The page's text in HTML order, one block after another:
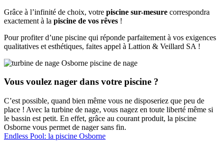
Grâce à l’infinité de choix, votre piscine sur-mesure correspondra
exactement à la piscine de vos rêves !
Pour profiter d’une piscine qui réponde parfaitement à vos exigences
qualitatives et esthétiques, faites appel à Lattion & Veillard SA !
Vous voulez nager dans votre piscine ?
C’est possible, quand bien même vous ne disposeriez que peu de
place ! Avec la turbine de nage, vous nagez en toute liberté même si
le bassin est petit. En effet, grâce au courant produit, la piscine
Osborne vous permet de nager sans fin.
Endless Pool: la piscine Osborne